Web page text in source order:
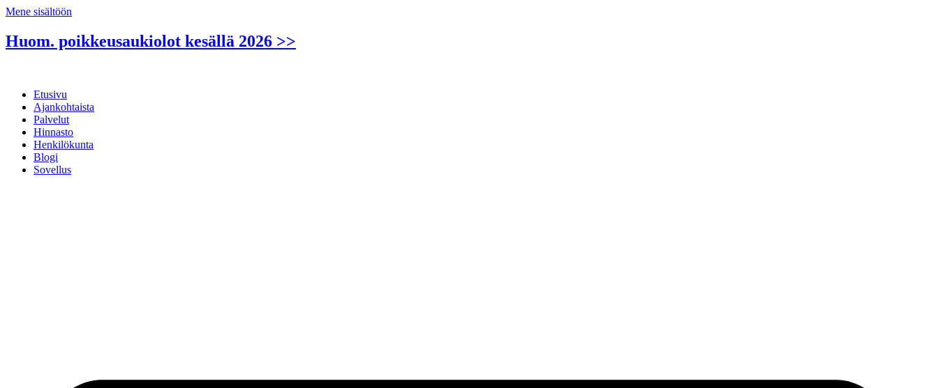
Mene sisältöön
Huom. poikkeusaukiolot kesällä 2026 >>
Etusivu
Ajankohtaista
Palvelut
Hinnasto
Henkilökunta
Blogi
Sovellus